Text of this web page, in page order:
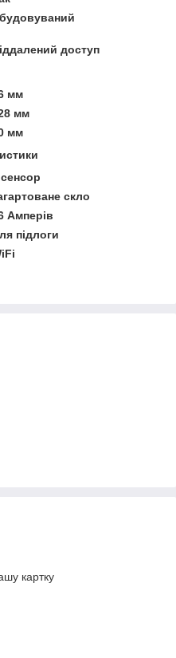
доступ
мм
мм
мм
скло
Амперів
підлоги
картку